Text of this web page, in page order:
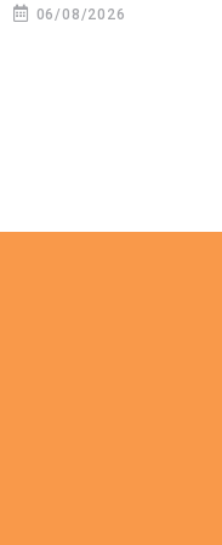
06/08/2026